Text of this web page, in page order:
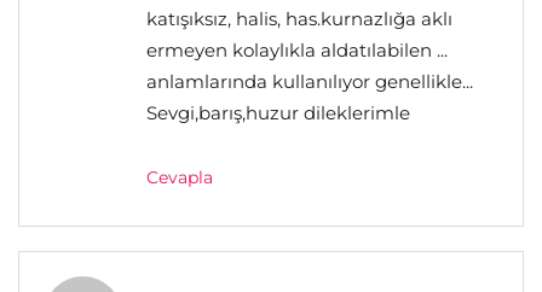
katışıksız, halis, has.kurnazlığa aklı
ermeyen kolaylıkla aldatılabilen ...
anlamlarında kullanılıyor genellikle...
Sevgi,barış,huzur dileklerimle
Cevapla